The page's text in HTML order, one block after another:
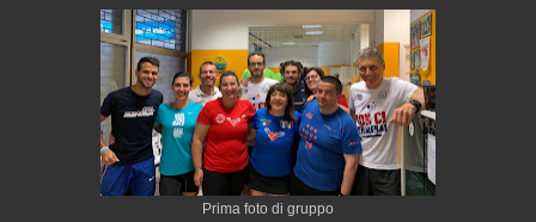
Prima foto di gruppo